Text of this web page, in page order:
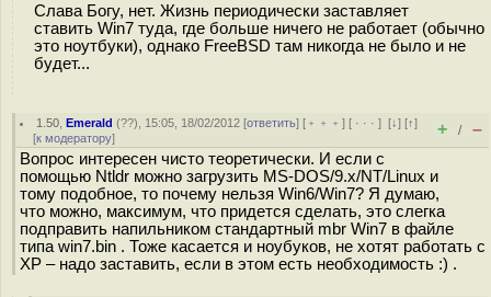
Слава Богу, нет. Жизнь периодически заставляет
ставить Win7 туда, где больше ничего не работает (обычно
это ноутбуки), однако FreeBSD там никогда не было и не
будет...
1.50 ,Emerald (??), 15:05, 18/02/2012 [ответить] [ ﹢﹢﹢] [ · · ·][↓] [↑]
[к модератору] + / –
Вопрос интересен чисто теоретически. И если с
помощью Ntldr можно загрузить MS-DOS/9.x/NT/Linux и
тому подобное, то почему нельзя Win6/Win7? Я думаю,
что можно, максимум, что придется сделать, это слегка
подправить напильником стандартный mbr Win7 в файле
типа win7.bin . Тоже касается и ноубуков, не хотят работать с
ХР – надо заставить, если в этом есть необходимость :) .